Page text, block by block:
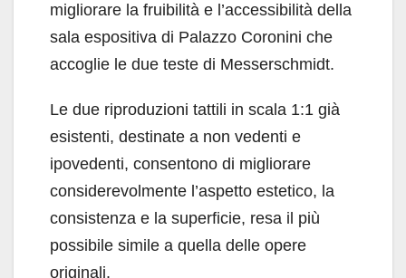
migliorare la fruibilità e l’accessibilità della
sala espositiva di Palazzo Coronini che
accoglie le due teste di Messerschmidt.
Le due riproduzioni tattili in scala 1:1 già
esistenti, destinate a non vedenti e
ipovedenti, consentono di migliorare
considerevolmente l’aspetto estetico, la
consistenza e la superficie, resa il più
possibile simile a quella delle opere
originali.